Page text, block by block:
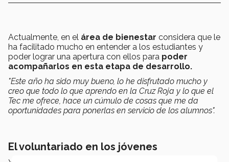
Actualmente, en el área de bienestar considera que le
ha facilitado mucho en entender a los estudiantes y
poder lograr una apertura con ellos para poder
acompañarlos en esta etapa de desarrollo.
"Este año ha sido muy bueno, lo he disfrutado mucho y
creo que todo lo que aprendo en la Cruz Roja y lo que el
Tec me ofrece, hace un cúmulo de cosas que me da
oportunidades para ponerlas en servicio de los alumnos".
El voluntariado en los jóvenes